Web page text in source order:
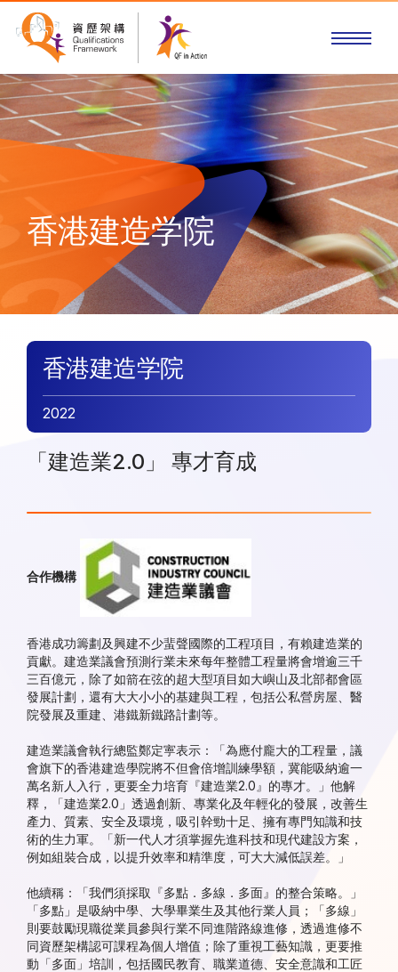
香港建造学院
香港建造学院
2022
「建造業2.0」 專才育成
合作機構
香港成功籌劃及興建不少蜚聲國際的工程項目，有賴建造業的
貢獻。建造業議會預測行業未來每年整體工程量將會增逾三千
三百億元，除了如箭在弦的超大型項目如大嶼山及北部都會區
發展計劃，還有大大小小的基建與工程，包括公私營房屋、醫
院發展及重建、港鐵新鐵路計劃等。
建造業議會執行總監鄭定寕表示：「為應付龐大的工程量，議
會旗下的香港建造學院將不但會倍增訓練學額，冀能吸納逾一
萬名新人入行，更要全力培育『建造業2.0』的專才。」他解
釋，「建造業2.0」透過創新、專業化及年輕化的發展，改善生
產力、質素、安全及環境，吸引幹勁十足、擁有專門知識和技
術的生力軍。「新一代人才須掌握先進科技和現代建設方案，
例如組裝合成，以提升效率和精準度，可大大減低誤差。」
他續稱：「我們須採取『多點．多線．多面』的整合策略。」
「多點」是吸納中學、大學畢業生及其他行業人員；「多線」
則要鼓勵現職從業員參與行業不同進階路線進修，透過進修不
同資歷架構認可課程為個人增值；除了重視工藝知識，更要推
動「多面」培訓，包括國民教育、職業道德、安全意識和工匠